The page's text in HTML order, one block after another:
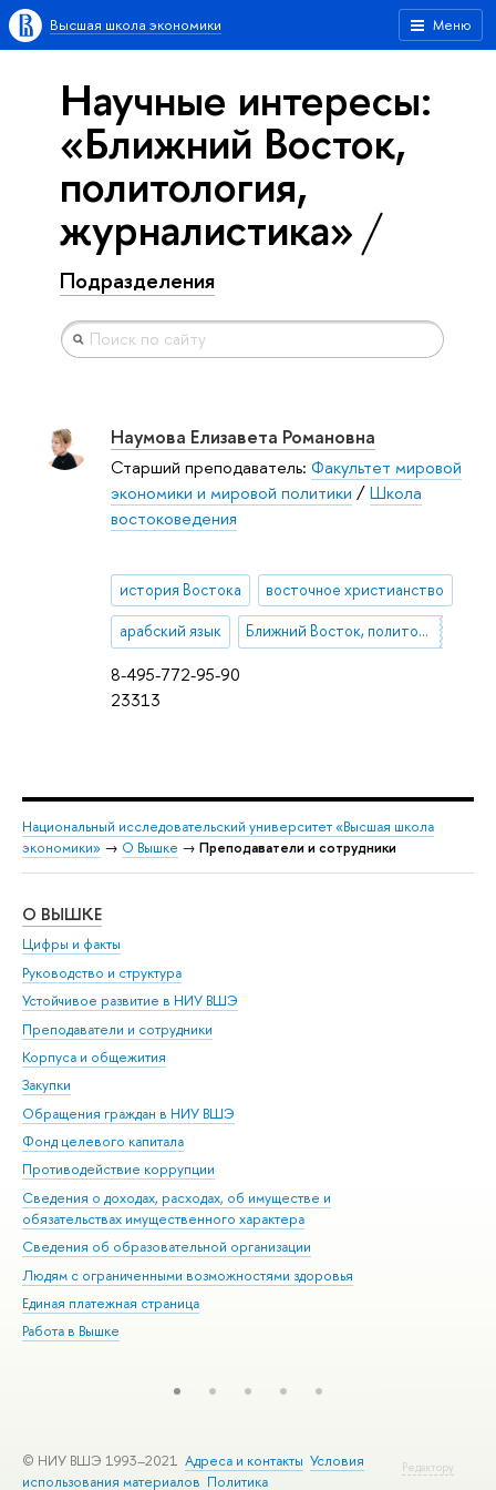
Меню
Высшая школа экономики
Научные интересы:
«Ближний Восток,
политология,
журналистика»
Подразделения
8-495-772-95-90
23313
Наумова Елизавета Романовна
Старший преподаватель: Факультет мировой
экономики и мировой политики /Школа
востоковедения
история Востока восточное христианство
арабский язык Ближний Восток, политология, журналистика
Национальный исследовательский университет «Высшая школа
экономики» → О Вышке → Преподаватели и сотрудники
О ВЫШКЕ
Цифры и факты
Руководство и структура
Устойчивое развитие в НИУ ВШЭ
Преподаватели и сотрудники
Корпуса и общежития
Закупки
Обращения граждан в НИУ ВШЭ
Фонд целевого капитала
Противодействие коррупции
Сведения о доходах, расходах, об имуществе и
обязательствах имущественного характера
Сведения об образовательной организации
Людям с ограниченными возможностями здоровья
Единая платежная страница
Работа в Вышке
Редактору
© НИУ ВШЭ 1993–2021 Адреса и контакты Условия
использования материалов Политика